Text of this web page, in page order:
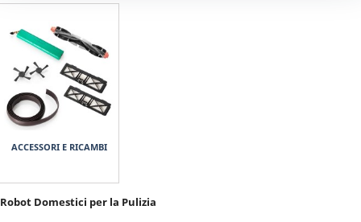
ASSISTENZA
CONTATTI
ACCESSORI E RICAMBI
Robot Domestici per la Pulizia